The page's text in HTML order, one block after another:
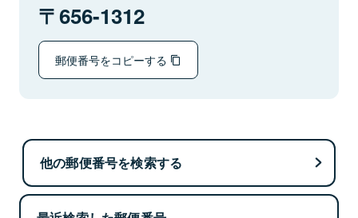
656-1312
郵便番号をコピーする
他の郵便番号を検索する